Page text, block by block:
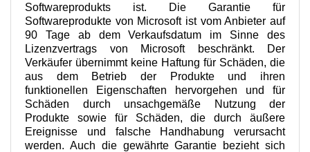
Softwareprodukts ist. Die Garantie für
Softwareprodukte von Microsoft ist vom Anbieter auf
90 Tage ab dem Verkaufsdatum im Sinne des
Lizenzvertrags von Microsoft beschränkt. Der
Verkäufer übernimmt keine Haftung für Schäden, die
aus dem Betrieb der Produkte und ihren
funktionellen Eigenschaften hervorgehen und für
Schäden durch unsachgemäße Nutzung der
Produkte sowie für Schäden, die durch äußere
Ereignisse und falsche Handhabung verursacht
werden. Auch die gewährte Garantie bezieht sich